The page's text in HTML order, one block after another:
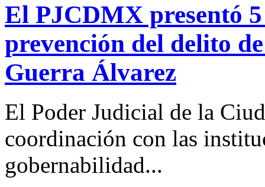
El PJCDMX presentó
prevención del delito
Guerra Álvarez
El Poder Judicial de la
coordinación con las
gobernabilidad...